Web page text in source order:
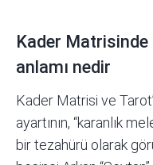
Kader Matrisinde
anlamı nedir
Kader Matrisi ve
ayartının, “karanlık
bir tezahürü olarak